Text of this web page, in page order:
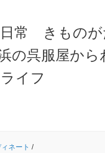
日常 きもの
の呉服屋から
イフ
ネート /